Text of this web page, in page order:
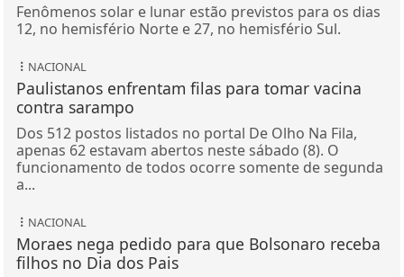
Fenômenos solar e lunar estão previstos para os dias
12, no hemisfério Norte e 27, no hemisfério Sul.
NACIONAL
Paulistanos enfrentam filas para tomar vacina
contra sarampo
Dos 512 postos listados no portal De Olho Na Fila,
apenas 62 estavam abertos neste sábado (8). O
funcionamento de todos ocorre somente de segunda
a...
NACIONAL
Moraes nega pedido para que Bolsonaro receba
filhos no Dia dos Pais